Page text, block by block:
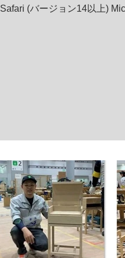
Safari (バージョン14以上)